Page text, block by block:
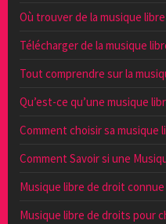
Où trouver de la musique
Télécharger de la musique
Tout comprendre sur la
Qu’est-ce qu’une musique
Comment choisir sa musique
Comment Savoir si une
Musique libre de droit connue
Musique libre de droits pour